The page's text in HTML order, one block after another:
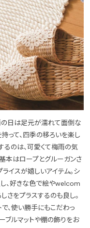
の日は足元が濡れて面倒な
って、四季の移ろいを楽し
るのは、可愛くて梅雨の気
基本はロープとグルーガンさ
イスが嬉しいアイテム。シ
、好きな色で絵やwelcom
さをプラスするのも良し。
、使い勝手にもこだわっ
ブルマットや棚の飾りをお